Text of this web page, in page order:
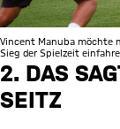
Vincent Manuba möchte
Sieg der Spielzeit
2. DAS
SEITZ